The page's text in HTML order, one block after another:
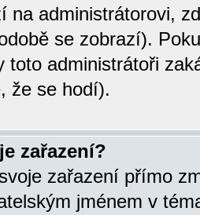
na administrátorovi,
se zobrazí).
toto administrátoři
že se hodí).
zařazení?
zařazení přímo
jménem v